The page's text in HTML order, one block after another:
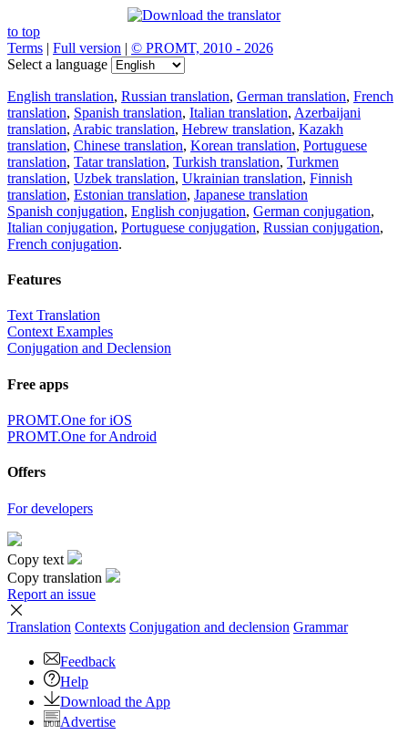
to top
Terms | Full version | © PROMT, 2010 - 2026
Select a language
English translation, Russian translation, German translation, French
translation, Spanish translation, Italian translation, Azerbaijani
translation, Arabic translation, Hebrew translation, Kazakh
translation, Chinese translation, Korean translation, Portuguese
translation, Tatar translation, Turkish translation, Turkmen
translation, Uzbek translation, Ukrainian translation, Finnish
translation, Estonian translation, Japanese translation
Spanish conjugation, English conjugation, German conjugation,
Italian conjugation, Portuguese conjugation, Russian conjugation,
French conjugation.
Features
Text Translation
Context Examples
Conjugation and Declension
Free apps
PROMT.One for iOS
PROMT.One for Android
Offers
For developers
Copy text
Copy translation
Report an issue
Translation Contexts Conjugation and declension Grammar
Feedback
Help
Download the App
Advertise